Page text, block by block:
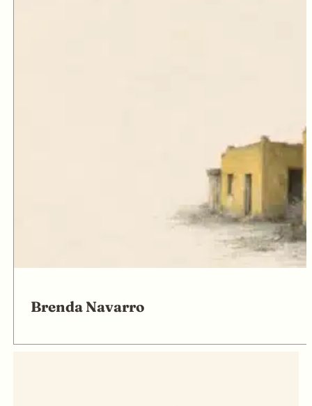
Brenda Navarro